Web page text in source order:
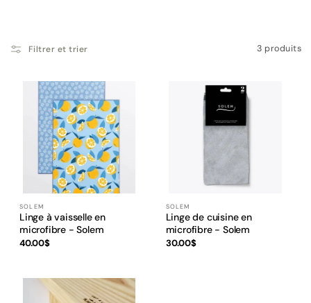
l
n
Filtrer et trier 3 produits
Fournisseur :
SOLEM
Linge à vaisselle en
microfibre - Solem
Prix
40.00$
Fournisseur :
SOLEM
Linge de cuisine en
microfibre - Solem
Prix
30.00$